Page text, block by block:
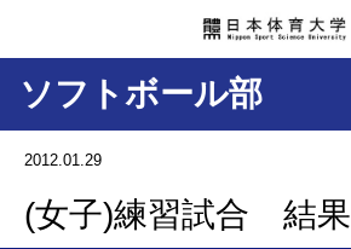
ソフトボール部
2012.01.29
(女子)練習試合 結果